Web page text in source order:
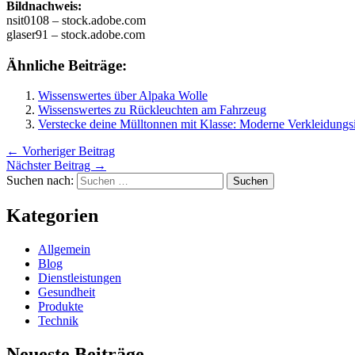
Bildnachweis:
nsit0108 – stock.adobe.com
glaser91 – stock.adobe.com
Ähnliche Beiträge:
Wissenswertes über Alpaka Wolle
Wissenswertes zu Rückleuchten am Fahrzeug
Verstecke deine Mülltonnen mit Klasse: Moderne
← Vorheriger Beitrag
Nächster Beitrag →
Suchen nach:
Kategorien
Allgemein
Blog
Dienstleistungen
Gesundheit
Produkte
Technik